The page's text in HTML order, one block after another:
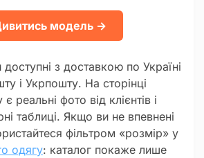
модель →
з доставкою по Україні
і Укрпошту. На сторінці
реальні фото від клієнтів і
таблиці. Якщо ви не впевнені
фільтром «розмір» у
одягу: каталог покаже лише